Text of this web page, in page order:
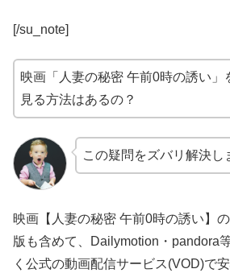
[/su_note]
映画「人妻の秘密 午前0時の誘い」
見る方法はあるの？
この疑問をズバリ解決し
映画【人妻の秘密 午前0時の誘い】
版も含めて、Dailymotion・pandora
く公式の動画配信サービス(VOD)で